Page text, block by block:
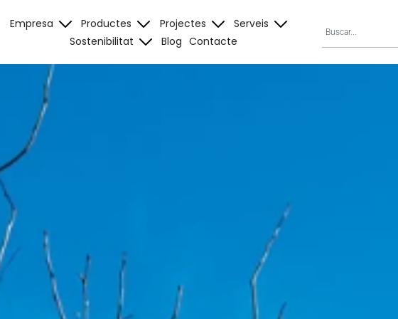
Empresa Productes Projectes
Serveis
Sostenibilitat
Blog Contacte